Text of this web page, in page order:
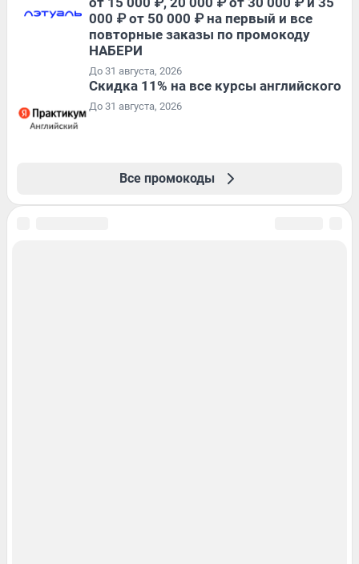
000 ₽ от 50 000 ₽ на первый и все
повторные заказы по промокоду
НАБЕРИ
До 31 августа, 2026
Скидка 11% на все курсы английского
До 31 августа, 2026
Все промокоды